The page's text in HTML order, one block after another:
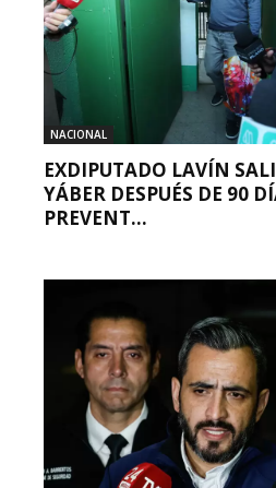
NACIONAL
EXDIPUTADO LAVÍN
YÁBER DESPUÉS DE 90
PREVENT...